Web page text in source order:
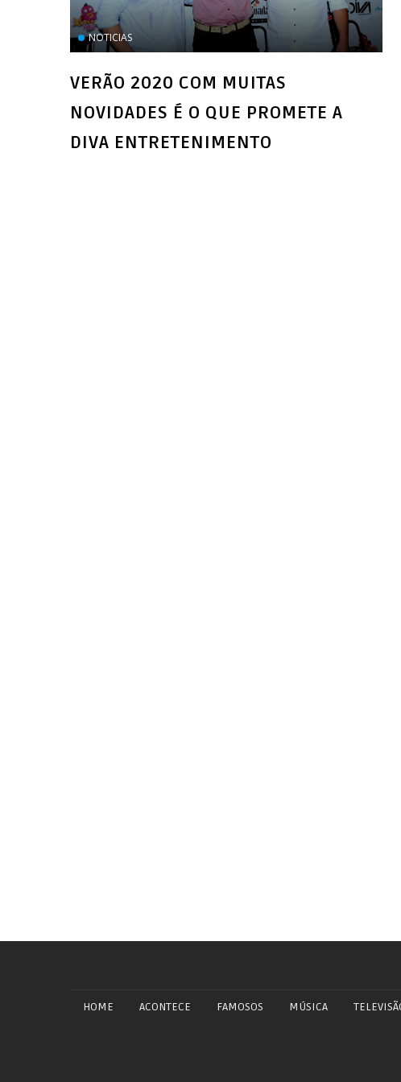
NOTICIAS
VERÃO 2020 COM MUITAS
NOVIDADES É O QUE PROMETE A
DIVA ENTRETENIMENTO
HOME ACONTECE FAMOSOS MÚSICA